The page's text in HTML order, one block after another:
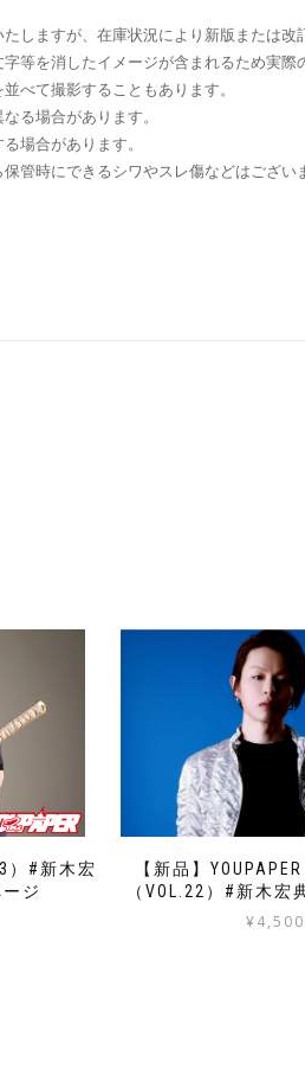
しますが、在庫状況により新版または改
等を消したイメージが含まれるため実際
べて撮影することもあります。
る場合があります。
場合があります。
管時にできるシワやスレ傷などはござい
）#新木宏
ジ
【新品】
（VOL.22）#新木宏
¥4,500